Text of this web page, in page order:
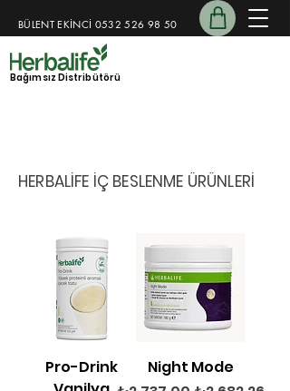
BÜLENT EKİNCİ 0532 526 98 50
Bağımsız Distribütörü
HERBALİFE İÇ BESLENME ÜRÜNLERİ
Pro-Drink
Night Mode